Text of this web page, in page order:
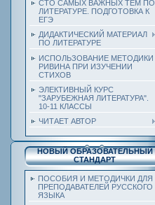
СТО САМЫХ ВАЖНЫХ ТЕМ ПО
ЛИТЕРАТУРЕ. ПОДГОТОВКА К
ЕГЭ
ДИДАКТИЧЕСКИЙ МАТЕРИАЛ
ПО ЛИТЕРАТУРЕ
ИСПОЛЬЗОВАНИЕ МЕТОДИКИ
РИВИНА ПРИ ИЗУЧЕНИИ
СТИХОВ
ЭЛЕКТИВНЫЙ КУРС
"ЗАРУБЕЖНАЯ ЛИТЕРАТУРА".
10-11 КЛАССЫ
ЧИТАЕТ АВТОР
НОВЫЙ ОБРАЗОВАТЕЛЬНЫЙ
СТАНДАРТ
ПОСОБИЯ И МЕТОДИЧКИ ДЛЯ
ПРЕПОДАВАТЕЛЕЙ РУССКОГО
ЯЗЫКА